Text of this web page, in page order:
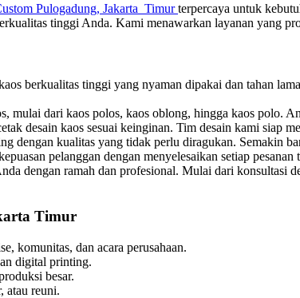
Pulogadung, Jakarta Timurterpercaya untuk
tinggi Anda. Kami menawarkan layanan yang
berkualitas tinggi yang nyaman dipakai dan tahan
mulai dari kaos polos, kaos oblong, hingga kaos polo.
desain kaos sesuai keinginan. Tim desain kami siap
dengan kualitas yang tidak perlu diragukan. Semakin
pelanggan dengan menyelesaikan setiap
dengan ramah dan profesional. Mulai dari konsultasi
Timur
komunitas, dan acara perusahaan.
digital printing.
besar.
atau reuni.